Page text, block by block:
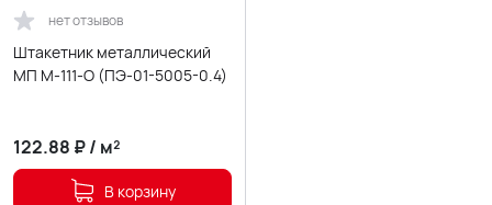
нет отзывов
Штакетник металлический
МП М-111-О (ПЭ-01-5005-0.4)
122.88 ₽/ м²
В корзину